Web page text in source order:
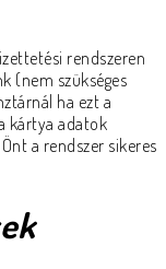
rendszeren
(nem szükséges
ha ezt a
kártya adatok
a rendszer sikeres